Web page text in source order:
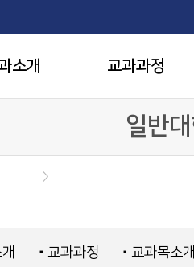
소개 교과과정
일반
■ 교과과정 ■ 교과목소개